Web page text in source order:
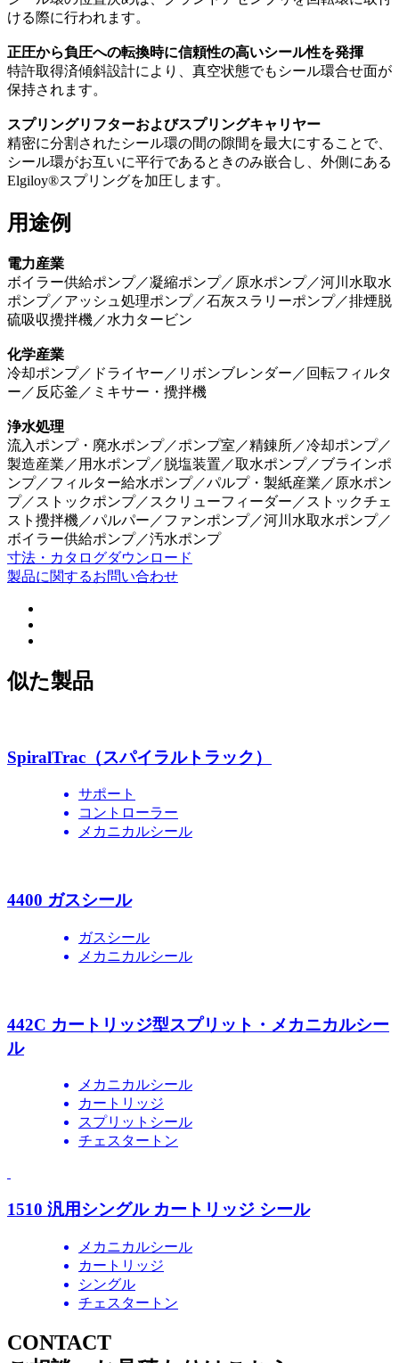
ける際に行われます。
正圧から負圧への転換時に信頼性の高いシール性を発揮
特許取得済傾斜設計により、真空状態でもシール環合せ面が
保持されます。
スプリングリフターおよびスプリングキャリヤー
精密に分割されたシール環の間の隙間を最大にすることで、
シール環がお互いに平行であるときのみ嵌合し、外側にある
Elgiloy®スプリングを加圧します。
用途例
電力産業
ボイラー供給ポンプ／凝縮ポンプ／原水ポンプ／河川水取水
ポンプ／アッシュ処理ポンプ／石灰スラリーポンプ／排煙脱
硫吸収攪拌機／水力タービン
化学産業
冷却ポンプ／ドライヤー／リボンブレンダー／回転フィルタ
ー／反応釜／ミキサー・攪拌機
浄水処理
流入ポンプ・廃水ポンプ／ポンプ室／精錬所／冷却ポンプ／
製造産業／用水ポンプ／脱塩装置／取水ポンプ／ブラインポ
ンプ／フィルター給水ポンプ／パルプ・製紙産業／原水ポン
プ／ストックポンプ／スクリューフィーダー／ストックチェ
スト攪拌機／パルパー／ファンポンプ／河川水取水ポンプ／
ボイラー供給ポンプ／汚水ポンプ
寸法・カタログダウンロード
製品に関するお問い合わせ
似た製品
SpiralTrac（スパイラルトラック）
サポート
コントローラー
メカニカルシール
4400 ガスシール
ガスシール
メカニカルシール
442C カートリッジ型スプリット・メカニカルシー
ル
メカニカルシール
カートリッジ
スプリットシール
チェスタートン
1510 汎用シングル カートリッジ シール
メカニカルシール
カートリッジ
シングル
チェスタートン
CONTACT